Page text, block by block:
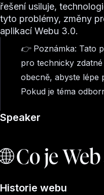
řešení usiluje,
tyto problémy, změny
aplikací Webu 3.0.
👉 Poznámka: Tato
pro technicky zdatné
obecně, abyste lépe
Pokud je téma
Speaker
🌐 Co je
Historie webu